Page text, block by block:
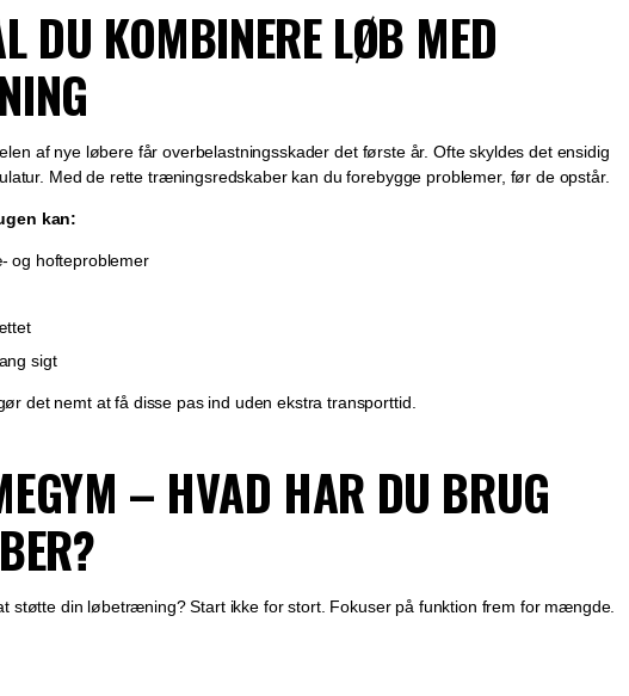
DU KOMBINERE LØB MED
af nye løbere får overbelastningsskader det første år. Ofte skyldes det ensidig
Med de rette træningsredskaber kan du forebygge problemer, før de opstår.
kan:
og hofteproblemer
sigt
det nemt at få disse pas ind uden ekstra transporttid.
– HVAD HAR DU BRUG
støtte din løbetræning? Start ikke for stort. Fokuser på funktion frem for mængde.